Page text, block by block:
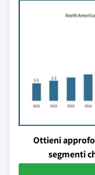
Ottieni
segmenti